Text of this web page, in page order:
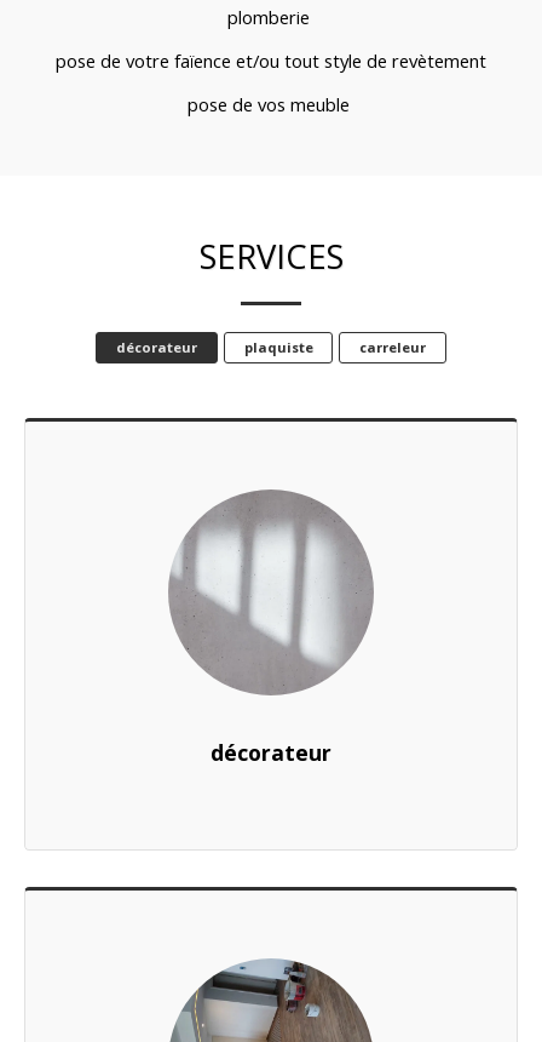
plomberie
pose de votre faïence et/ou tout style de revètement
pose de vos meuble
SERVICES
décorateur plaquiste carreleur
décorateur